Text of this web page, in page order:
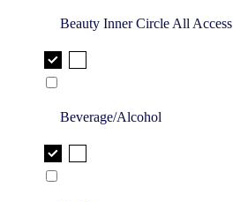
Beauty Inner Circle All Access
Beverage/Alcohol